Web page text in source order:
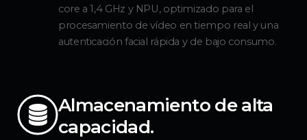
core a 1,4 GHz y NPU, optimizado para el
procesamiento de vídeo en tiempo real y una
autenticación facial rápida y de bajo consumo.
Almacenamiento de alta
capacidad.